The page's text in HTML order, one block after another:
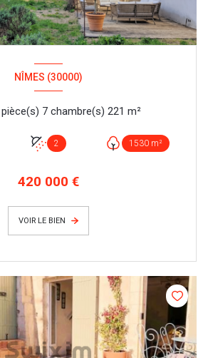
NÎMES (30000)
Maison 8 pièce(s) 7 chambre(s) 221 m²
2 1530 m²
420 000 €
VOIR LE BIEN